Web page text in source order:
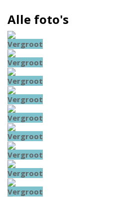
Alle foto's
Vergroot
Vergroot
Vergroot
Vergroot
Vergroot
Vergroot
Vergroot
Vergroot
Vergroot